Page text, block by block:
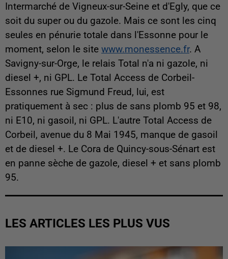
Intermarché de Vigneux-sur-Seine et d'Egly, que ce
soit du super ou du gazole. Mais ce sont les cinq
seules en pénurie totale dans l'Essonne pour le
moment, selon le site www.monessence.fr. A
Savigny-sur-Orge, le relais Total n'a ni gazole, ni
diesel +, ni GPL. Le Total Access de Corbeil-
Essonnes rue Sigmund Freud, lui, est
pratiquement à sec : plus de sans plomb 95 et 98,
ni E10, ni gasoil, ni GPL. L'autre Total Access de
Corbeil, avenue du 8 Mai 1945, manque de gasoil
et de diesel +. Le Cora de Quincy-sous-Sénart est
en panne sèche de gazole, diesel + et sans plomb
95.
LES ARTICLES LES PLUS VUS